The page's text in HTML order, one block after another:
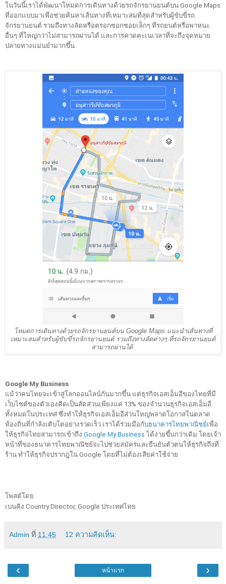
ในวันนี้เราได้พัฒนาโหมดการเดินทางด้วยรถจักรยานยนต์บน Google Maps
ที่ออกแบบมาเพื่อช่วยค้นหาเส้นทางที่เหมาะสมที่สุดสำหรับผู้ขับขี่รถ
จักรยานยนต์ รวมถึงทางลัดหรือตรอกซอกซอยเล็กๆ ที่รถยนต์หรือพาหนะ
อื่นๆ ที่ใหญ่กว่าไม่สามารถผ่านได้ และการคาดคะเนเวลาที่จะถึงจุดหมาย
ปลายทางแม่นยำมากขึ้น
โหมดการเดินทางด้วยรถจักรยานยนต์บน Google Maps แนะนำเส้นทางที่
เหมาะสมสำหรับผู้ขับขี่รถจักรยานยนต์ รวมถึงทางลัดต่างๆ ที่รถจักรยานยนต์
สามารถผ่านได้
Google My Business
แม้ว่าคนไทยจะเข้าสู่โลกออนไลน์กันมากขึ้น แต่ธุรกิจเอสเอ็มอีของไทยที่มี
เว็บไซต์ของตัวเองคิดเป็นสัดส่วนเพียงแค่ 13% ของจำนวนธุรกิจเอสเอ็มอี
ทั้งหมดในประเทศ ซึ่งทำให้ธุรกิจเอสเอ็มอีส่วนใหญ่พลาดโอกาสในตลาด
ท้องถิ่นที่กำลังเติบโตอย่างรวดเร็ว เราได้ร่วมมือกับธนาคารไทยพาณิชย์เพื่อ
ให้ธุรกิจไทยสามารถเข้าถึง Google My Business ได้ง่ายขึ้นกว่าเดิม โดยเจ้า
หน้าที่ของธนาคารไทยพาณิชย์จะไปช่วยสมัครและยืนยันตัวตนให้ธุรกิจถึงที่
ร้าน ทำให้ธุรกิจปรากฎใน Google โดยที่ไม่ต้องเสียค่าใช้จ่าย
โพสต์โดย
เบนคิง Country Director, Google ประเทศไทย
Admin ที่ 11:45 12 ความคิดเห็น:
‹ ›
หน้าแรก